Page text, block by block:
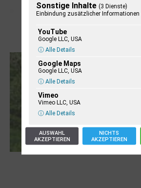
Letj fröögels
Sonstige Inhalte (3 Dienste)
Einbindung zusätzlicher Informationen
YouTube
Google LLC, USA
ⓘ Alle Details
Google Maps
Google LLC, USA
ⓘ Alle Details
Vimeo
Vimeo LLC, USA
ⓘ Alle Details
AUSWAHL
AKZEPTIEREN
NICHTS
AKZEPTIEREN